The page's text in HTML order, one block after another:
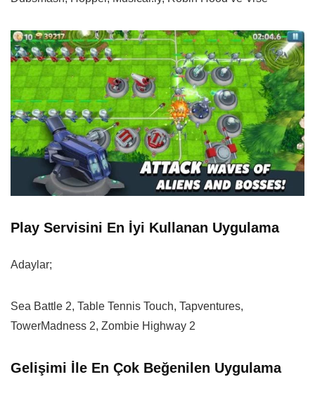
Play Servisini En İyi Kullanan Uygulama
Adaylar;
Sea Battle 2, Table Tennis Touch, Tapventures,
TowerMadness 2, Zombie Highway 2
Gelişimi İle En Çok Beğenilen Uygulama